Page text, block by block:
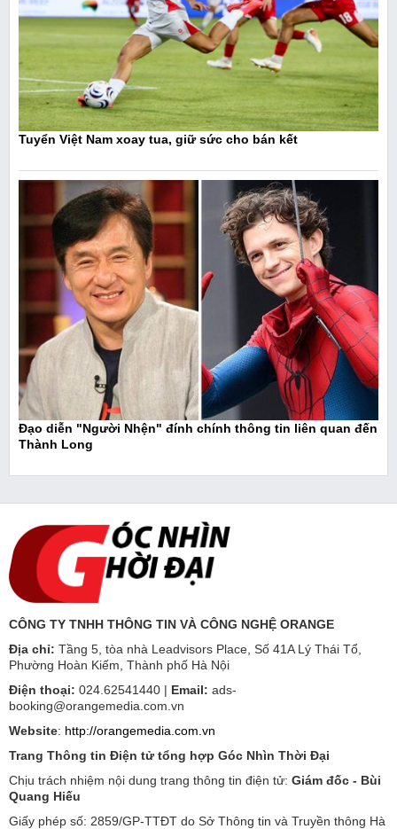
Tuyển Việt Nam xoay tua, giữ sức cho bán kết
Đạo diễn "Người Nhện" đính chính thông tin liên quan đến
Thành Long
CÔNG TY TNHH THÔNG TIN VÀ CÔNG NGHỆ ORANGE
Địa chỉ: Tầng 5, tòa nhà Leadvisors Place, Số 41A Lý Thái Tổ,
Phường Hoàn Kiếm, Thành phố Hà Nội
Điện thoại: 024.62541440 | Email: ads-
booking@orangemedia.com.vn
Website: http://orangemedia.com.vn
Trang Thông tin Điện tử tổng hợp Góc Nhìn Thời Đại
Chịu trách nhiệm nội dung trang thông tin điện tử: Giám đốc - Bùi
Quang Hiếu
Giấy phép số: 2859/GP-TTĐT do Sở Thông tin và Truyền thông Hà